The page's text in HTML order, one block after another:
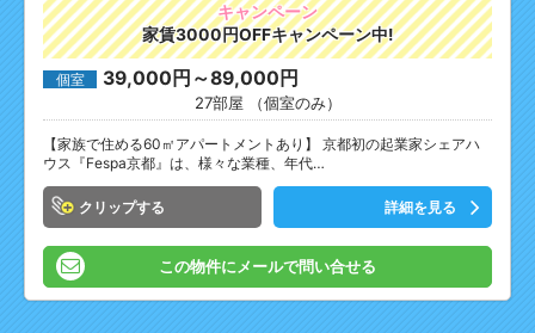
キャンペーン
家賃3000円OFFキャンペーン中!
個室 39,000円～89,000円
27部屋 （個室のみ）
【家族で住める60㎡アパートメントあり】 京都初の起業家シェアハ
ウス『Fespa京都』は、様々な業種、年代…
クリップ 詳細を見る
この物件にメールで問い合せる